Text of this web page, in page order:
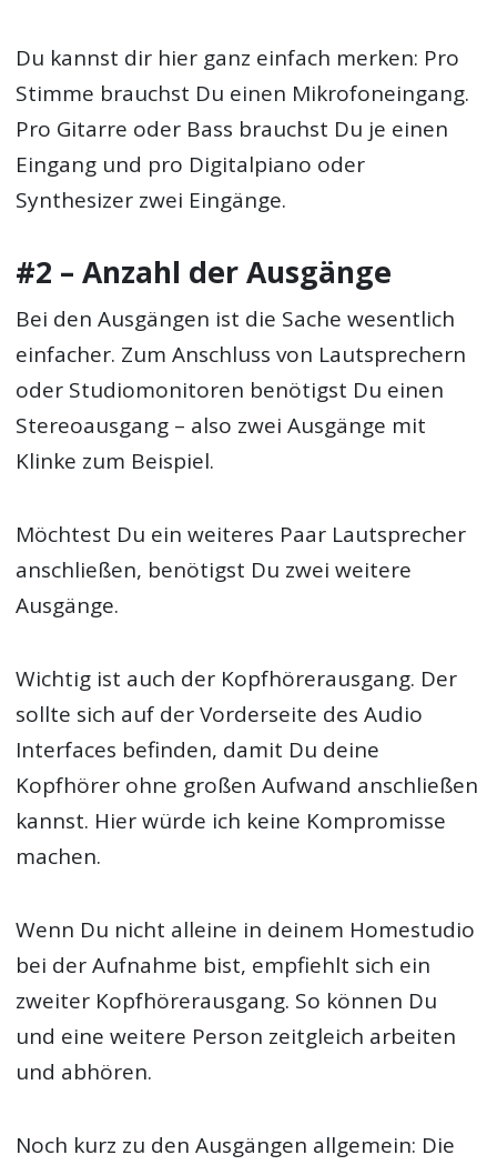
Du kannst dir hier ganz einfach merken: Pro
Stimme brauchst Du einen Mikrofoneingang.
Pro Gitarre oder Bass brauchst Du je einen
Eingang und pro Digitalpiano oder
Synthesizer zwei Eingänge.
#2 – Anzahl der Ausgänge
Bei den Ausgängen ist die Sache wesentlich
einfacher. Zum Anschluss von Lautsprechern
oder Studiomonitoren benötigst Du einen
Stereoausgang – also zwei Ausgänge mit
Klinke zum Beispiel.
Möchtest Du ein weiteres Paar Lautsprecher
anschließen, benötigst Du zwei weitere
Ausgänge.
Wichtig ist auch der Kopfhörerausgang. Der
sollte sich auf der Vorderseite des Audio
Interfaces befinden, damit Du deine
Kopfhörer ohne großen Aufwand anschließen
kannst. Hier würde ich keine Kompromisse
machen.
Wenn Du nicht alleine in deinem Homestudio
bei der Aufnahme bist, empfiehlt sich ein
zweiter Kopfhörerausgang. So können Du
und eine weitere Person zeitgleich arbeiten
und abhören.
Noch kurz zu den Ausgängen allgemein: Die